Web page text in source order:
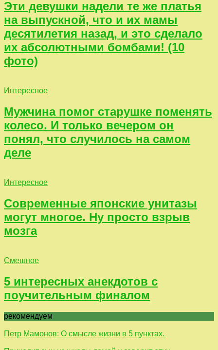
Эти девушки надели те же платья
на выпускной, что и их мамы
десятилетия назад, и это сделало
их абсолютными бомбами! (10
фото)
Интересное
Мужчина помог старушке поменять
колесо. И только вечером он
понял, что случилось на самом
деле
Интересное
Современные японские унитазы
могут многое. Ну просто взрыв
мозга
Смешное
5 интересных анекдотов с
поучительным финалом
рекомендуем
Петр Мамонов: О смысле жизни в 5 пунктах.